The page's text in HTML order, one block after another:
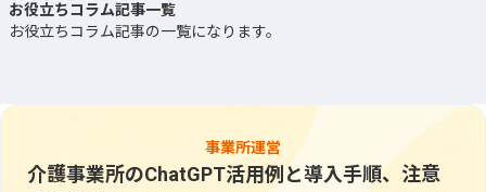
お役立ちコラム記事一覧
お役立ちコラム記事の一覧になります。
事業所運営
介護事業所のChatGPT活用例と導入手順、注意